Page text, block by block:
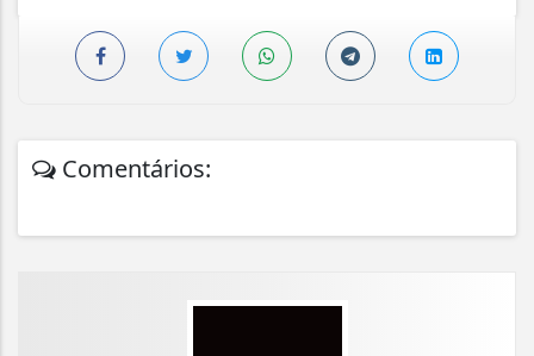
Comentários: